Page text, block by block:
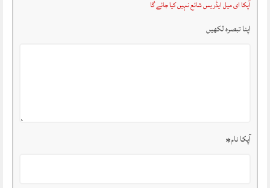
آپکا ای میل ایڈریس شائع نہیں کیا جائے گا
اپنا تبصرہ لکھیں
آپکا نام*